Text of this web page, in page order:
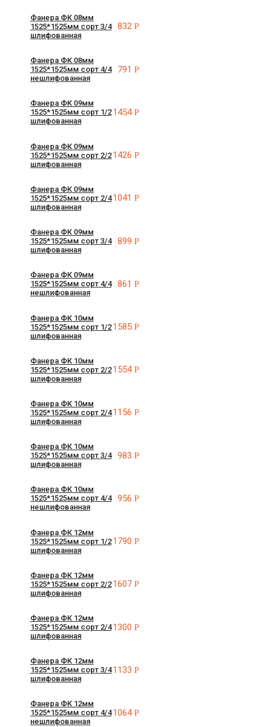
Фанера ФК 08мм
1525*1525мм сорт 3/4
шлифованная
832Р
Фанера ФК 08мм
1525*1525мм сорт 4/4
нешлифованная
791Р
Фанера ФК 09мм
1525*1525мм сорт 1/2
шлифованная
1454Р
Фанера ФК 09мм
1525*1525мм сорт 2/2
шлифованная
1426Р
Фанера ФК 09мм
1525*1525мм сорт 2/4
шлифованная
1041Р
Фанера ФК 09мм
1525*1525мм сорт 3/4
шлифованная
899Р
Фанера ФК 09мм
1525*1525мм сорт 4/4
нешлифованная
861Р
Фанера ФК 10мм
1525*1525мм сорт 1/2
шлифованная
1585Р
Фанера ФК 10мм
1525*1525мм сорт 2/2
шлифованная
1554Р
Фанера ФК 10мм
1525*1525мм сорт 2/4
шлифованная
1156Р
Фанера ФК 10мм
1525*1525мм сорт 3/4
шлифованная
983Р
Фанера ФК 10мм
1525*1525мм сорт 4/4
нешлифованная
956Р
Фанера ФК 12мм
1525*1525мм сорт 1/2
шлифованная
1790Р
Фанера ФК 12мм
1525*1525мм сорт 2/2
шлифованная
1607Р
Фанера ФК 12мм
1525*1525мм сорт 2/4
шлифованная
1300Р
Фанера ФК 12мм
1525*1525мм сорт 3/4
шлифованная
1133Р
Фанера ФК 12мм
1525*1525мм сорт 4/4
нешлифованная
1064Р